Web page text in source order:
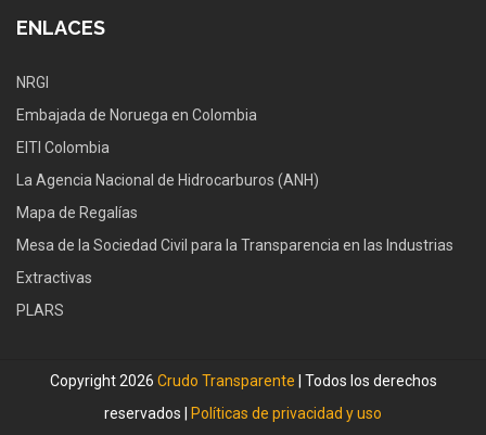
ENLACES
NRGI
Embajada de Noruega en Colombia
EITI Colombia
La Agencia Nacional de Hidrocarburos (ANH)
Mapa de Regalías
Mesa de la Sociedad Civil para la Transparencia en las Industrias
Extractivas
PLARS
Copyright 2026 Crudo Transparente | Todos los derechos
reservados | Políticas de privacidad y uso